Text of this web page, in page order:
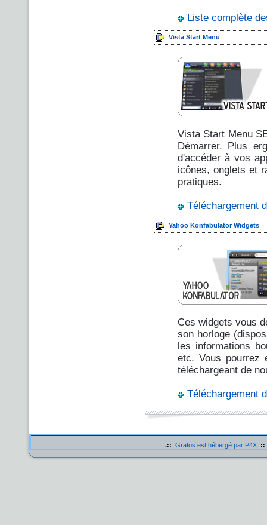
Liste complète
Vista Start Menu
Vista Start Menu
Démarrer. Plus
d'accéder à vos
icônes, onglets et
pratiques.
Téléchargement
Yahoo Konfabulator Widgets
Ces widgets vous
son horloge
les informations
etc. Vous pourrez
téléchargeant de
Téléchargement
.:: Gratos est hébergé par P4X ::